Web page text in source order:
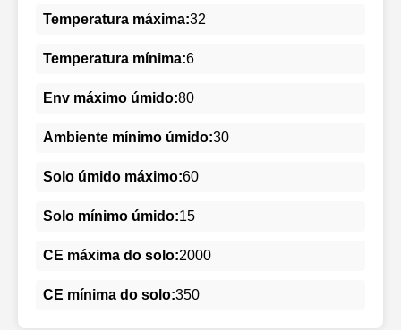
Temperatura máxima:32
Temperatura mínima:6
Env máximo úmido:80
Ambiente mínimo úmido:30
Solo úmido máximo:60
Solo mínimo úmido:15
CE máxima do solo:2000
CE mínima do solo:350